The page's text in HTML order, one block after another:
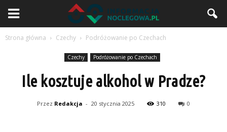
Strona główna Czechy Podróżowanie po Czechach
Czechy Podróżowanie po Czechach
Ile kosztuje alkohol w Pradze?
Przez Redakcja - 20 stycznia 2025 310 0